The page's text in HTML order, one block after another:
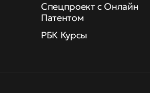
Спецпроект с Онлайн
Патентом
РБК Курсы